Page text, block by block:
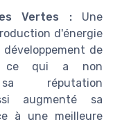
Vertes :Une
d'énergie
de
ce qui a non
réputation
augmenté sa
à une meilleure